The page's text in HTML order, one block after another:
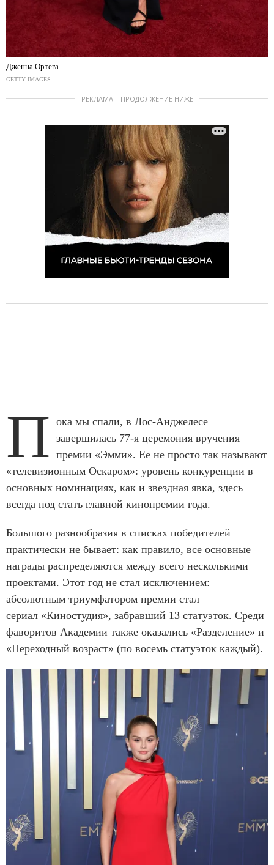
Дженна Ортега
GETTY IMAGES
РЕКЛАМА – ПРОДОЛЖЕНИЕ НИЖЕ
П ока мы спали, в Лос-Анджелесе
завершилась 77-я церемония вручения
премии «Эмми». Ее не просто так называют
«телевизионным Оскаром»: уровень конкуренции в
основных номинациях, как и звездная явка, здесь
всегда под стать главной кинопремии года.
Большого разнообразия в списках победителей
практически не бывает: как правило, все основные
награды распределяются между всего несколькими
проектами. Этот год не стал исключением:
абсолютным триумфатором премии стал
сериал «Киностудия», забравший 13 статуэток. Среди
фаворитов Академии также оказались «Разделение» и
«Переходный возраст» (по восемь статуэток каждый).